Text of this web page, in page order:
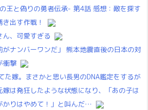
王と偽りの勇者伝承- 第4話 感想：敵を探す
出す作戦！
ん、可愛すぎる
がナンバーワンだ」 熊本地震直後の日本の対
衝撃
た嫁。まさかと思い長男のDNA鑑定をするが
嫁は発狂したような状態になり、「あの子は
かりはやめて！」と叫んだ…